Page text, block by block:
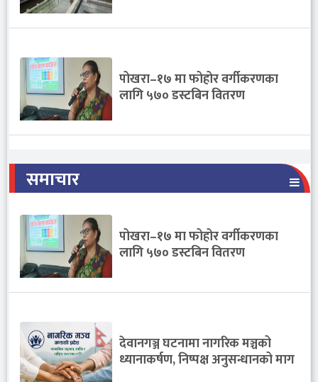
पोखरा–१७ मा फोहोर वर्गीकरणका
लागि ५७० डस्टबिन वितरण
समाचार
पोखरा–१७ मा फोहोर वर्गीकरणका
लागि ५७० डस्टबिन वितरण
देवानगञ्ज घटनामा नागरिक मञ्चको
ध्यानाकर्षण, निष्पक्ष अनुसन्धानको माग